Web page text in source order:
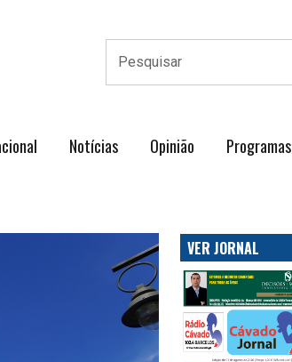
Notícias Opinião Programas
VER JORNAL